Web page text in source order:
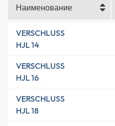
Наименование
VERSCHLUSS
HJL 14
VERSCHLUSS
HJL 16
VERSCHLUSS
HJL 18